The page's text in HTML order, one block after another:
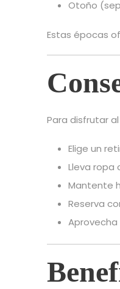
Otoño
Estas épocas
Para disfrutar
Elige un
Lleva ropa
Mantente
Reserva